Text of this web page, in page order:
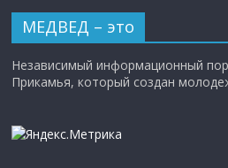
МЕДВЕД – это
Независимый информационный
Прикамья, который создан